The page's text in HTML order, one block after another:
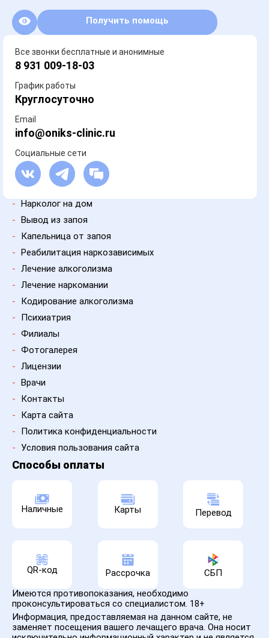
Получить помощь
- Нарколог на дом
- Вывод из запоя
-
Капельница от запоя
- Реабилитация наркозависимых
- Лечение алкоголизма
- Лечение наркомании
-
Кодирование алкоголизма
-
Психиатрия
- Филиалы
- Фотогалерея
- Лицензии
- Врачи
-
Контакты
-
Карта сайта
-
Политика конфиденциальности
- Условия пользования сайта
Все звонки бесплатные и анонимные
8 931 009-18-03
График работы
Круглосуточно
Email
info@oniks-clinic.ru
Социальные сети
Имеются противопоказания, необходимо
проконсультироваться со специалистом. 18+
Информация, предоставляемая на данном сайте, не
заменяет посещения вашего лечащего врача. Она носит
Способы оплаты
Наличные Карты Перевод
QR-код Рассрочка СБП